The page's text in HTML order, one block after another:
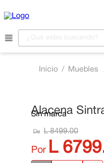
Muebles
📍 Ver Existencias
Alacena
Sin marca
De L 8499.00
Por L 6799
Motocicleta
. Refrigeradora
Camas